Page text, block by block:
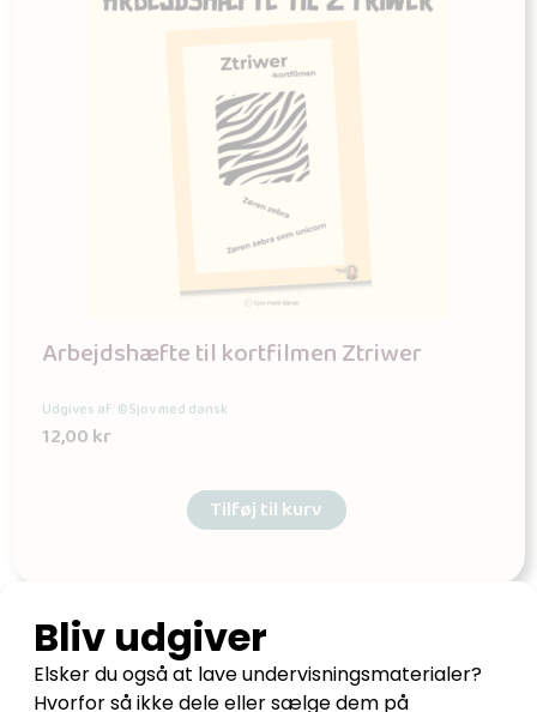
Arbejdshæfte til kortfilmen Ztriwer
Udgives af: ©Sjov med dansk
12,00kr
Tilføj til kurv